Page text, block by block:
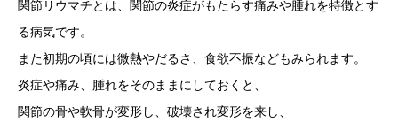
関節リウマチとは、関節の炎症がもたらす痛みや腫れを特徴とす
る病気です。
また初期の頃には微熱やだるさ、食欲不振などもみられます。
炎症や痛み、腫れをそのままにしておくと、
関節の骨や軟骨が変形し、破壊され変形を来し、